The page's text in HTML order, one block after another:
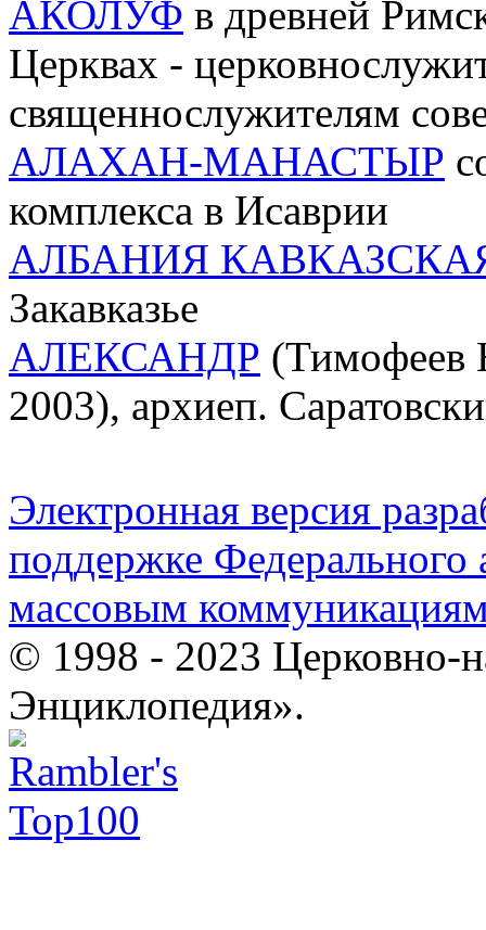
АКОЛУФ в древней
Церквах -
священнослужителям
АЛАХАН-МАНАСТЫР
комплекса в Исаврии
АЛБАНИЯ
Закавказье
АЛЕКСАНДР (Тимофеев
2003), архиеп.
Электронная версия
поддержке Федерального
массовым
© 1998 - 2023 Церковно-
Энциклопедия».